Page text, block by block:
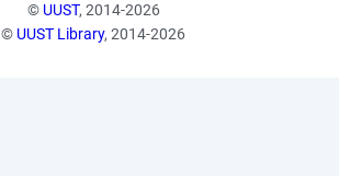
© UUST, 2014-2026
© UUST Library, 2014-2026